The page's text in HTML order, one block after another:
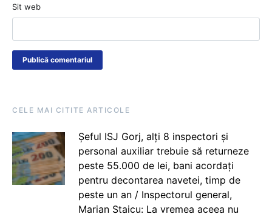
Sit web
CELE MAI CITITE ARTICOLE
Șeful ISJ Gorj, alți 8 inspectori și
personal auxiliar trebuie să returneze
peste 55.000 de lei, bani acordați
pentru decontarea navetei, timp de
peste un an / Inspectorul general,
Marian Staicu: La vremea aceea nu